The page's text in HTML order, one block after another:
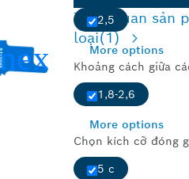
2,5
More options
Khoảng cách giữa
1,8-2,6
More options
Chọn kích cỡ đóng
5 c
Tổng quan sản
loại(1)